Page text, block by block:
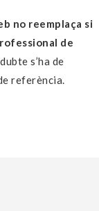
no reemplaça si
de
s’ha de
referència.